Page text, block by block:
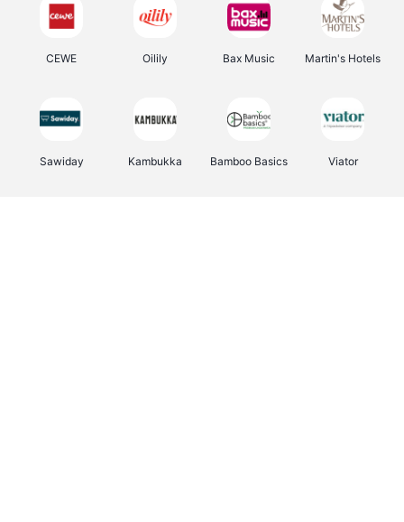
CEWE Oilily Bax Music Martin's Hotels
Sawiday Kambukka Bamboo Basics Viator